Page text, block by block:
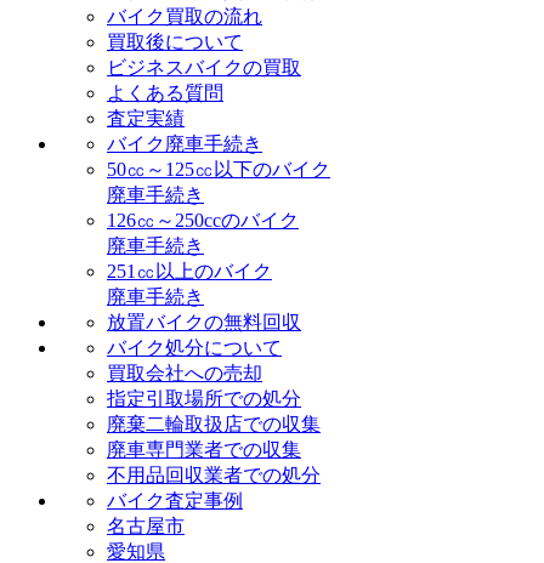
バイク買取の流れ
買取後について
ビジネスバイクの買取
よくある質問
査定実績
バイク廃車手続き
50㏄～125㏄以下のバイク
廃車手続き
126㏄～250ccのバイク
廃車手続き
251㏄以上のバイク
廃車手続き
放置バイクの無料回収
バイク処分について
買取会社への売却
指定引取場所での処分
廃棄二輪取扱店での収集
廃車専門業者での収集
不用品回収業者での処分
バイク査定事例
名古屋市
愛知県